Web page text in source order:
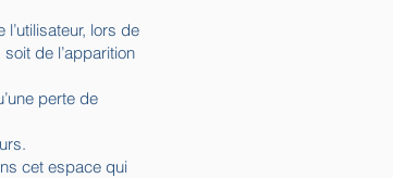
lors de
de l’apparition
perte de
cet espace qui